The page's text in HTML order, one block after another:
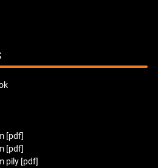
[pdf]
[pdf]
pily [pdf]